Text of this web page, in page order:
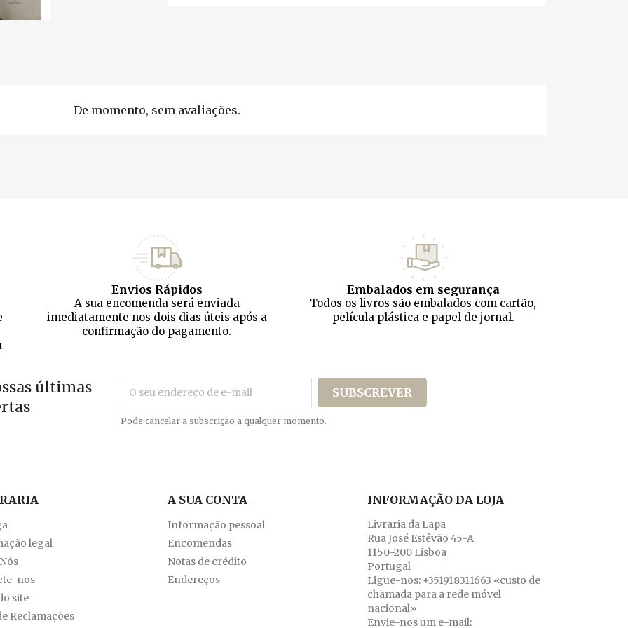
De momento, sem avaliações.
Envios Rápidos
A sua encomenda será enviada
imediatamente nos dois dias úteis após a
confirmação do pagamento.
Embalados em segurança
Todos os livros são embalados com cartão,
película plástica e papel de jornal.
últimas
Pode cancelar a subscrição a qualquer momento.
legal
nos
site
Reclamações
A SUA CONTA
Informação pessoal
Encomendas
Notas de crédito
Endereços
INFORMAÇÃO DA LOJA
Livraria da Lapa
Rua José Estêvão 45-A
1150-200 Lisboa
Portugal
Ligue-nos: +351918311663 «custo de
chamada para a rede móvel
nacional»
Envie-nos um e-mail: